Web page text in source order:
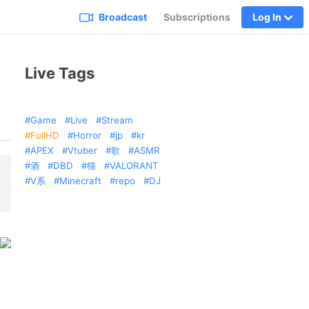
Broadcast Subscriptions Log In
Live Tags
Game Live
Stream
FullHD
Horror jp
kr
APEX
Vtuber 歌
ASMR
酒
DBD 猫
VALORANT
V系
Minecraft repo DJ